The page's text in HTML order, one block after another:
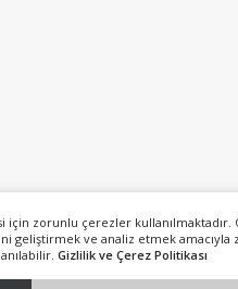
için zorunlu çerezler kullanılmaktadır.
geliştirmek ve analiz etmek amacıyla
Gizlilik ve Çerez Politikası